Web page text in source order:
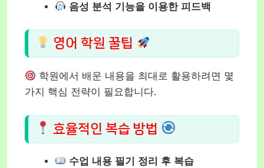
음성 분석 기능을 이용한 피드백
영어 학원 꿀팁
학원에서 배운 내용을 최대로 활용하려면 몇
가지 핵심 전략이 필요합니다.
효율적인 복습 방법
수업 내용 필기 정리 후 복습